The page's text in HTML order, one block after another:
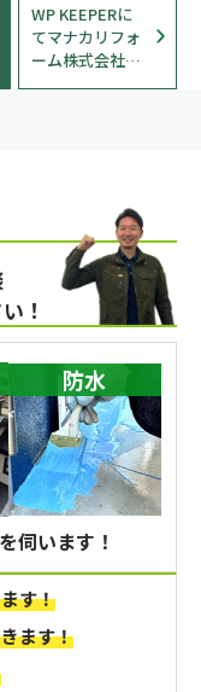
WP KEEPERに
てマナカリフォ
ーム株式会社が
！
防水
伺います！
す！
ます！